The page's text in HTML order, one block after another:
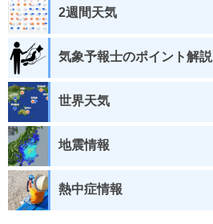
2週間天気
気象予報士のポイント解説
世界天気
地震情報
熱中症情報